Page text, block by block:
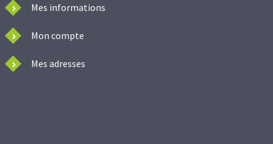
Mes informations
Mon compte
Mes adresses